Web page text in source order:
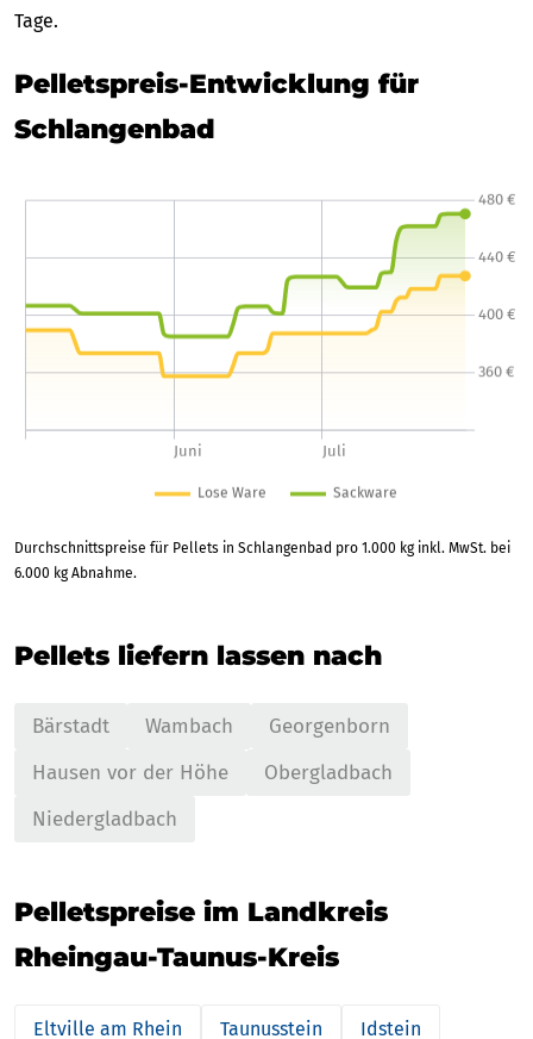
Tage.
Pelletspreis-Entwicklung für
Schlangenbad
Durchschnittspreise für Pellets in Schlangenbad pro 1.000 kg inkl. MwSt. bei
6.000 kg Abnahme.
Pellets liefern lassen nach
Bärstadt Wambach
Georgenborn
Hausen vor der Höhe
Obergladbach
Niedergladbach
Pelletspreise im Landkreis
Rheingau-Taunus-Kreis
Eltville am Rhein Taunusstein Idstein